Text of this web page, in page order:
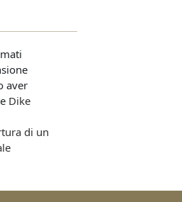
aver
Dike
di un